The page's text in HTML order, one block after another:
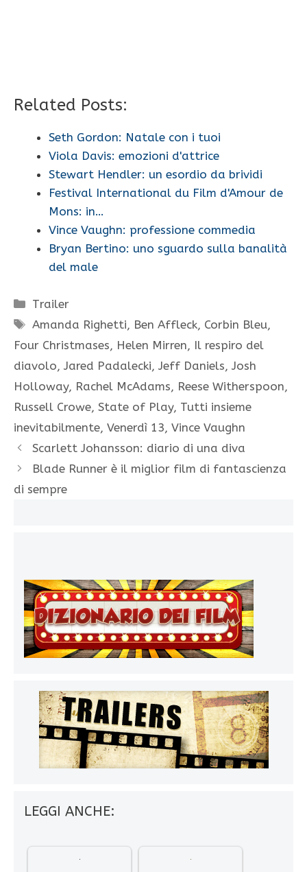
Related Posts:
Seth Gordon: Natale con i tuoi
Viola Davis: emozioni d'attrice
Stewart Hendler: un esordio da brividi
Festival International du Film d'Amour de
Mons: in…
Vince Vaughn: professione commedia
Bryan Bertino: uno sguardo sulla banalità
del male
Categorie
Trailer
Tag
Amanda Righetti, Ben Affleck, Corbin Bleu,
Four Christmases, Helen Mirren, Il respiro del
diavolo, Jared Padalecki, Jeff Daniels, Josh
Holloway, Rachel McAdams, Reese Witherspoon,
Russell Crowe, State of Play, Tutti insieme
inevitabilmente, Venerdì 13, Vince Vaughn
Scarlett Johansson: diario di una diva
Blade Runner è il miglior film di fantascienza
di sempre
LEGGI ANCHE: